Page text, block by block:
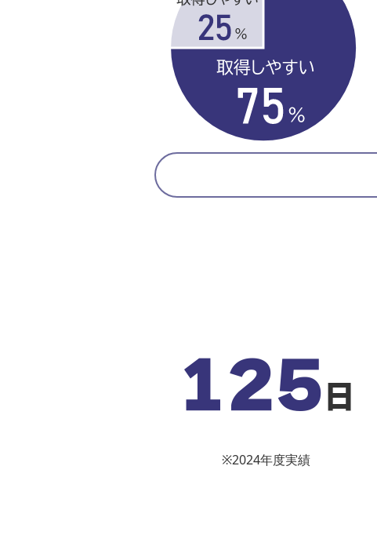
125 日
※2024年度実績